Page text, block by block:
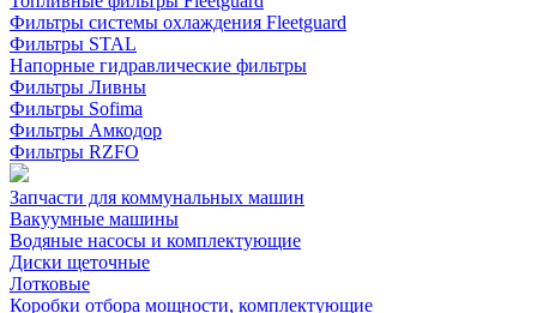
Фильтры системы охлаждения Fleetguard
Фильтры STAL
Напорные гидравлические фильтры
Фильтры Ливны
Фильтры Sofima
Фильтры Амкодор
Фильтры RZFO
Запчасти для коммунальных машин
Вакуумные машины
Водяные насосы и комплектующие
Диски щеточные
Лотковые
Коробки отбора мощности, комплектующие